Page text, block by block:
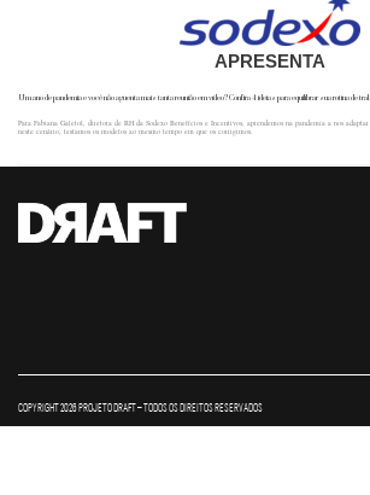
APRESENTA
Um ano de pandemia e você não aguenta mais tanta reunião em vídeo? Confira 4 ideias para equilibrar sua rotina de
Para Fabiana Galetol, diretora de RH da Sodexo Benefícios e Incentivos, aprendemos na pandemia a nos
neste cenário, testamos os modelos ao mesmo tempo em que os corrigimos.
COPYRIGHT 2026 PROJETO DRAFT – TODOS OS DIREITOS RESERVADOS